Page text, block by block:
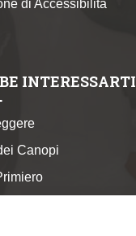
di Accessibilità
INTERESSARTI
Canopi